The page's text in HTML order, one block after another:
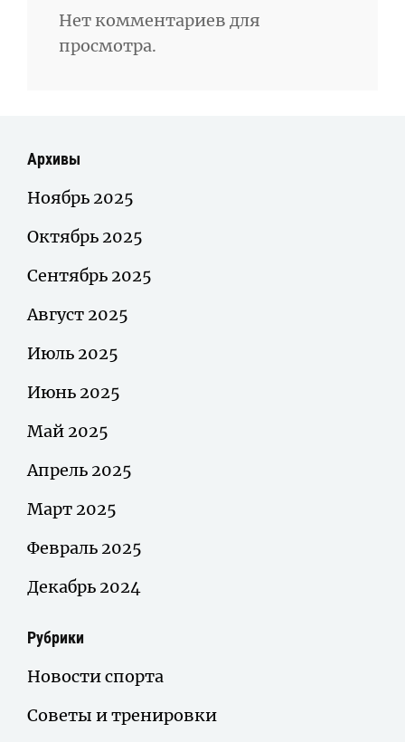
Нет комментариев для
просмотра.
Архивы
Ноябрь 2025
Октябрь 2025
Сентябрь 2025
Август 2025
Июль 2025
Июнь 2025
Май 2025
Апрель 2025
Март 2025
Февраль 2025
Декабрь 2024
Рубрики
Новости спорта
Советы и тренировки